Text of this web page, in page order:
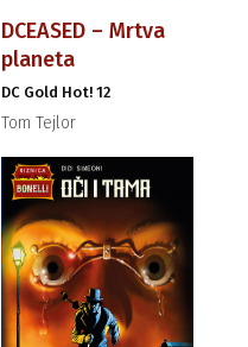
DCEASED – Mrtva
planeta
DC Gold Hot! 12
Tom Tejlor